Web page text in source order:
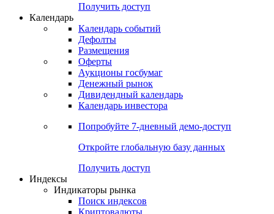
Получить доступ
Календарь
Календарь событий
Дефолты
Размещения
Оферты
Аукционы госбумаг
Денежный рынок
Дивидендный календарь
Календарь инвестора
Попробуйте 7-дневный демо-доступ
Откройте глобальную базу данных
Получить доступ
Индексы
Индикаторы рынка
Поиск индексов
Криптовалюты